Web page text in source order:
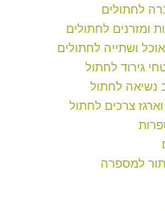
לחתולים
ומזרנים לחתולים
ושתייה לחתולים
גירוד לחתול
נשיאה לחתול
צרכים לחתול
למספרה